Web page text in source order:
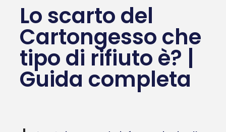
Lo scarto del
Cartongesso che
tipo di rifiuto è? |
Guida completa